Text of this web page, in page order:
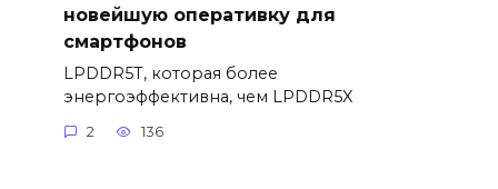
новейшую оперативку для
смартфонов
LPDDR5T, которая более
энергоэффективна, чем LPDDR5X
2 136